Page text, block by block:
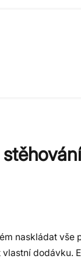
naskládat vše
dodávku.